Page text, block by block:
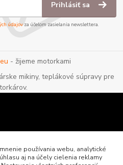
Prihlásiť sa
údajov za účelom zasielania newslettera.
- žijeme motorkami
mikiny, teplákové súpravy pre
používania webu, analytické
aj na účely cielenia reklamy